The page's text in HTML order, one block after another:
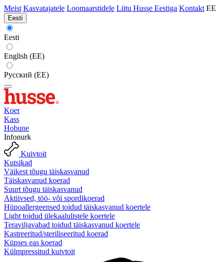
Meist Kasvatajatele Loomaarstidele Liitu Husse Eestiga Kontakt EE
Eesti
Eesti
English (EE)
Русский (EE)
Koer
Kass
Hobune
Infonurk
Kuivtoit
Kutsikad
Väikest tõugu täiskasvanud
Täiskasvanud koerad
Suurt tõugu täiskasvanud
Aktiivsed, töö- või spordikoerad
Hüpoallergeensed toidud täiskasvanud koertele
Light toidud ülekaalulistele koertele
Teraviljavabad toidud täiskasvanud koertele
Kastreeritud/steriliseeritud koerad
Küpses eas koerad
Külmpressitud kuivtoit